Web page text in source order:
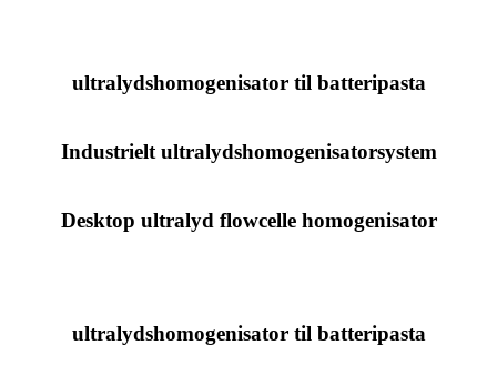
ultralydshomogenisator til batteripasta
Industrielt ultralydshomogenisatorsystem
Desktop ultralyd flowcelle homogenisator
ultralydshomogenisator til batteripasta